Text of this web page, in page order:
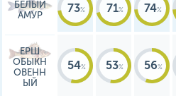
БЕЛЫЙ
АМУР
73 71 74
ЕРШ
ОБЫКН
ОВЕНН
ЫЙ
54 53 56